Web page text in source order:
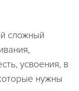
сложный
усвоения, в
нужны